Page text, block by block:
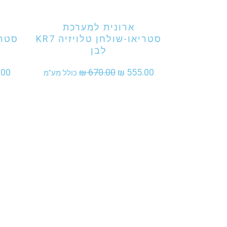
ארונית למערכת
סטריאו-שולחן טלויזיה KR7
לבן
₪670.00
המחיר ₪ 555.00
המחיר
כולל מע"מ